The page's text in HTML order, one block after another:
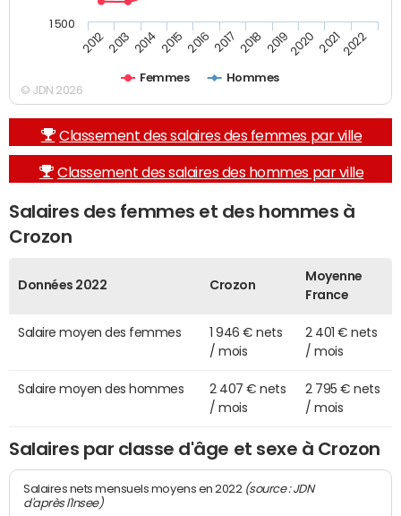
Femmes Hommes
2012 2013 2014 2015 2016 2017 2018 20192020 20212022
1 500
© JDN 2026
Classement des salaires des femmes par ville
Classement des salaires des hommes par ville
Salaires des femmes et des hommes à
Crozon
Données 2022 Crozon
Moyenne
France
Salaire moyen des femmes
1 946 € nets
/ mois
2 401 € nets
/ mois
Salaire moyen des hommes
2 407 € nets
/ mois
2 795 € nets
/ mois
Salaires par classe d'âge et sexe à Crozon
Salaires nets mensuels moyens en 2022 (source : JDN
d'après l'Insee)